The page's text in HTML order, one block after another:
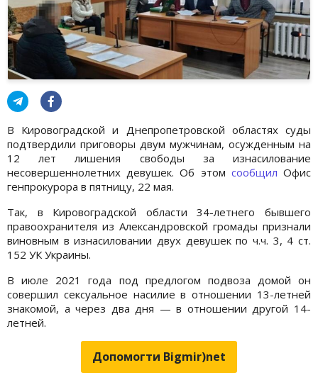
В Кировоградской и Днепропетровской областях суды
подтвердили приговоры двум мужчинам, осужденным на
12 лет лишения свободы за изнасилование
несовершеннолетних девушек. Об этом сообщилОфис
генпрокурора в пятницу, 22 мая.
Так, в Кировоградской области 34-летнего бывшего
правоохранителя из Александровской громады признали
виновным в изнасиловании двух девушек по ч.ч. 3, 4 ст.
152 УК Украины.
В июле 2021 года под предлогом подвоза домой он
совершил сексуальное насилие в отношении 13-летней
знакомой, а через два дня — в отношении другой 14-
летней.
Допомогти Bigmir)net